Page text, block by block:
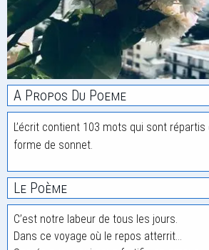
A Propos Du Poeme
L’écrit contient 103 mots qui sont
forme de sonnet.
Le Poème
C’est notre labeur de tous les jours.
Dans ce voyage où le repos atterrit…